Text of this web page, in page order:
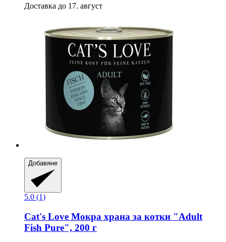
Доставка до 17. август
Добавяне
5.0 (1)
Cat's Love Мокра храна за котки "Adult
Fish Pure", 200 г